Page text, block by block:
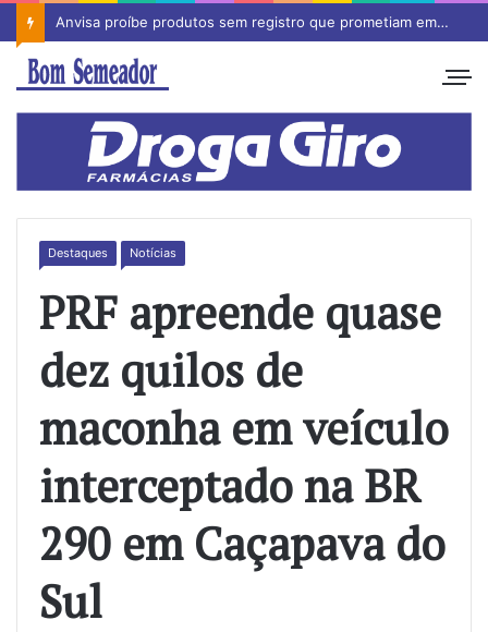
Anvisa proíbe produtos sem registro que prometiam emagrecimento
Destaques Notícias
PRF apreende quase
dez quilos de
maconha em veículo
interceptado na BR
290 em Caçapava do
Sul